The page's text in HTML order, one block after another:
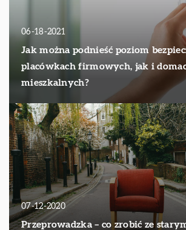
06-18-2021
Jak można podnieść poziom
placówkach firmowych, jak i
mieszkalnych?
07-12-2020
Przeprowadzka – co zrobić ze